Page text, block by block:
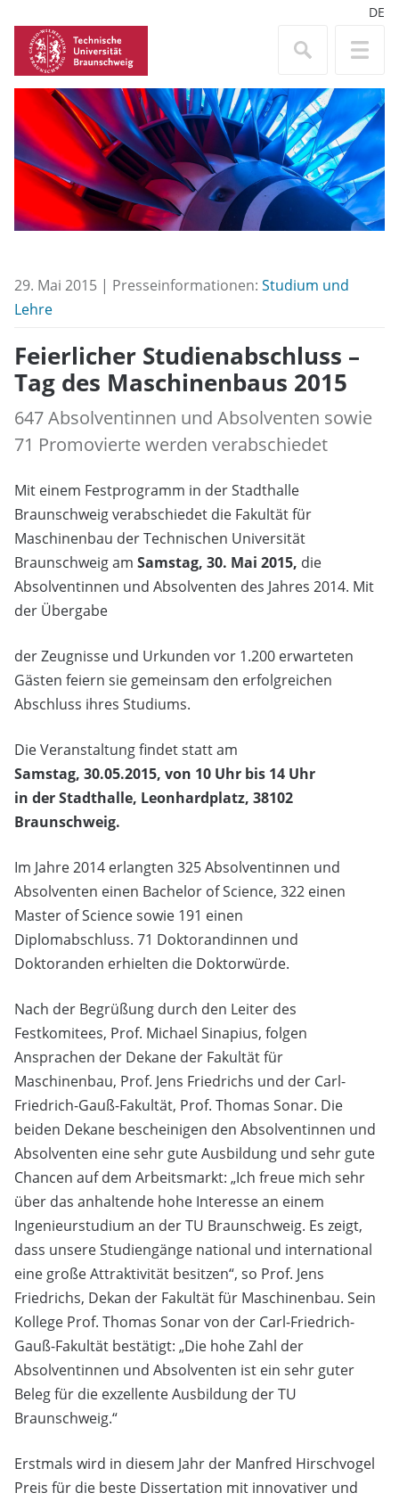
DE
29. Mai 2015 | Presseinformationen: Studium und
Lehre
Feierlicher Studienabschluss –
Tag des Maschinenbaus 2015
647 Absolventinnen und Absolventen sowie
71 Promovierte werden verabschiedet
Mit einem Festprogramm in der Stadthalle
Braunschweig verabschiedet die Fakultät für
Maschinenbau der Technischen Universität
Braunschweig am Samstag, 30. Mai 2015, die
Absolventinnen und Absolventen des Jahres 2014. Mit
der Übergabe
der Zeugnisse und Urkunden vor 1.200 erwarteten
Gästen feiern sie gemeinsam den erfolgreichen
Abschluss ihres Studiums.
Die Veranstaltung findet statt am
Samstag, 30.05.2015, von 10 Uhr bis 14 Uhr
in der Stadthalle, Leonhardplatz, 38102
Braunschweig.
Im Jahre 2014 erlangten 325 Absolventinnen und
Absolventen einen Bachelor of Science, 322 einen
Master of Science sowie 191 einen
Diplomabschluss. 71 Doktorandinnen und
Doktoranden erhielten die Doktorwürde.
Nach der Begrüßung durch den Leiter des
Festkomitees, Prof. Michael Sinapius, folgen
Ansprachen der Dekane der Fakultät für
Maschinenbau, Prof. Jens Friedrichs und der Carl-
Friedrich-Gauß-Fakultät, Prof. Thomas Sonar. Die
beiden Dekane bescheinigen den Absolventinnen und
Absolventen eine sehr gute Ausbildung und sehr gute
Chancen auf dem Arbeitsmarkt: „Ich freue mich sehr
über das anhaltende hohe Interesse an einem
Ingenieurstudium an der TU Braunschweig. Es zeigt,
dass unsere Studiengänge national und international
eine große Attraktivität besitzen“, so Prof. Jens
Friedrichs, Dekan der Fakultät für Maschinenbau. Sein
Kollege Prof. Thomas Sonar von der Carl-Friedrich-
Gauß-Fakultät bestätigt: „Die hohe Zahl der
Absolventinnen und Absolventen ist ein sehr guter
Beleg für die exzellente Ausbildung der TU
Braunschweig.“
Erstmals wird in diesem Jahr der Manfred Hirschvogel
Preis für die beste Dissertation mit innovativer und